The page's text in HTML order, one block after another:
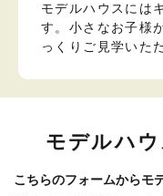
モデルハウスには
す。小さなお子様
っくりご見学いた
モデルハ
こちらのフォームからモ